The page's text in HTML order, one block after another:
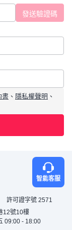
書 、 隱私權聲明 、
智能客服
許可證字號 2571
12號10樓
09:00 - 18:00